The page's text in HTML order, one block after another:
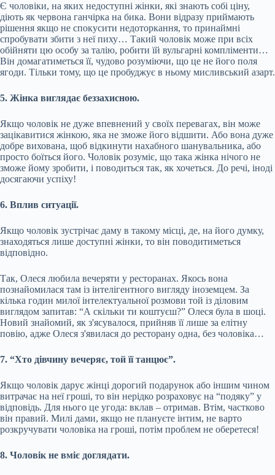
Є чоловіки, на яких недоступні жінки, які знають собі ціну,
діють як червона ганчірка на бика. Вони відразу приймають
рішення якщо не спокусити недоторкання, то принаймні
спробувати збити з неї пиху… Такий чоловік може при всіх
обійняти цю особу за талію, робити їй вульгарні компліменти…
Він домагатиметься її, чудово розуміючи, що це не його поля
ягоди. Тільки тому, що це пробуджує в ньому мисливський азарт.
5. Жінка виглядає беззахисною.
Якщо чоловік не дуже впевнений у своїх перевагах, він може
зацікавитися жінкою, яка не зможе його відшити. Або вона дуже
добре вихована, щоб відкинути нахабного шанувальника, або
просто боїться його. Чоловік розуміє, що така жінка нічого не
зможе йому зробити, і поводиться так, як хочеться. До речі, іноді
досягаючи успіху!
6. Вплив ситуації.
Якщо чоловік зустрічає даму в такому місці, де, на його думку,
знаходяться лише доступні жінки, то він поводитиметься
відповідно.
Так, Олеся любила вечеряти у ресторанах. Якось вона
познайомилася там із інтелігентного вигляду іноземцем. За
кілька годин милої інтелектуальної розмови той із діловим
виглядом запитав: “А скільки ти коштуєш?” Олеся була в шоці.
Новий знайомий, як з'ясувалося, прийняв її лише за елітну
повію, адже Олеся з'явилася до ресторану одна, без чоловіка…
7. “Хто дівчину вечеряє, той її танцює”.
Якщо чоловік дарує жінці дорогий подарунок або іншим чином
витрачає на неї гроші, то він нерідко розраховує на “подяку” у
відповідь. Для нього це угода: вклав – отримав. Втім, частково
він правий. Милі дами, якщо не плануєте інтим, не варто
розкручувати чоловіка на гроші, потім проблем не оберетеся!
8. Чоловік не вміє доглядати.